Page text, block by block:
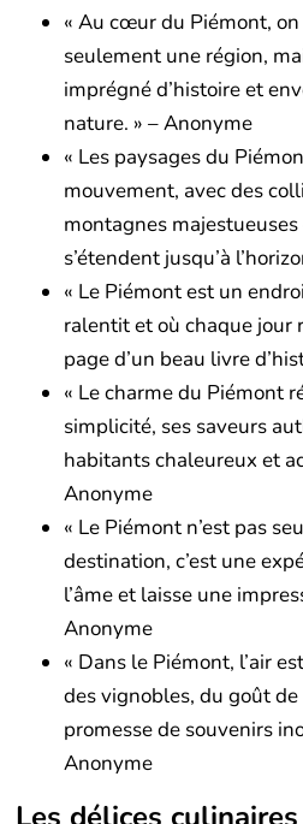
« Au cœur du Piémont,
seulement une région,
imprégné d’histoire et
nature. » – Anonyme
« Les paysages du
mouvement, avec des
montagnes
s’étendent jusqu’à
« Le Piémont est un
ralentit et où chaque jour
page d’un beau livre
« Le charme du Piémont
simplicité, ses saveurs
habitants chaleureux et
Anonyme
« Le Piémont n’est pas
destination, c’est une
l’âme et laisse une
Anonyme
« Dans le Piémont, l’air
des vignobles, du goût
promesse de souvenirs
Anonyme